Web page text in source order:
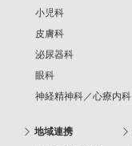
小児科
皮膚科
泌尿器科
眼科
神経精神科／心療内科
地域連携